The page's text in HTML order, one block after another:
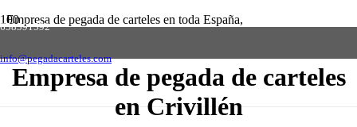
658591592
info@pegadacarteles.com
Empresa de pegada de carteles en toda España,
solicite presupuesto sin compromiso
Empresa de pegada de carteles
en Crivillén